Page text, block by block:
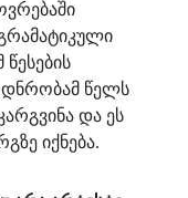
წელს
და ეს
იქნება.